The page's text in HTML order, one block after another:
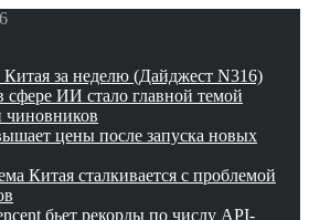
за неделю (Дайджест N316)
сфере ИИ стало главной темой
чиновников
цены после запуска новых
Китая сталкивается с проблемой
бьет рекорды по числу API-